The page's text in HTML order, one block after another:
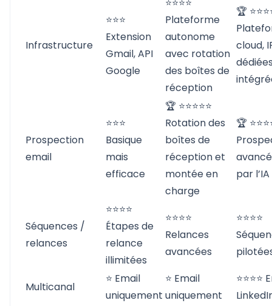
Infrastructure
⭐⭐⭐
Extension
Gmail, API
Google
Plateforme
autonome
avec rotation
des boîtes de
réception
🏆
cloud,
Prospection
email
⭐⭐⭐
Basique
mais
efficace
🏆 ⭐⭐⭐⭐⭐
Rotation des
boîtes de
réception et
montée en
charge
🏆
par l’IA
Séquences /
relances
⭐⭐⭐⭐
Étapes de
relance
illimitées
⭐⭐⭐⭐
Relances
avancées
⭐⭐⭐⭐
Multicanal
⭐ Email
uniquement
⭐ Email
uniquement